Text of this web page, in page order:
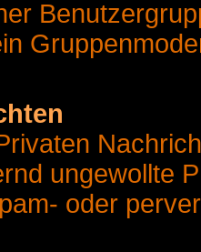
ungewollte
oder